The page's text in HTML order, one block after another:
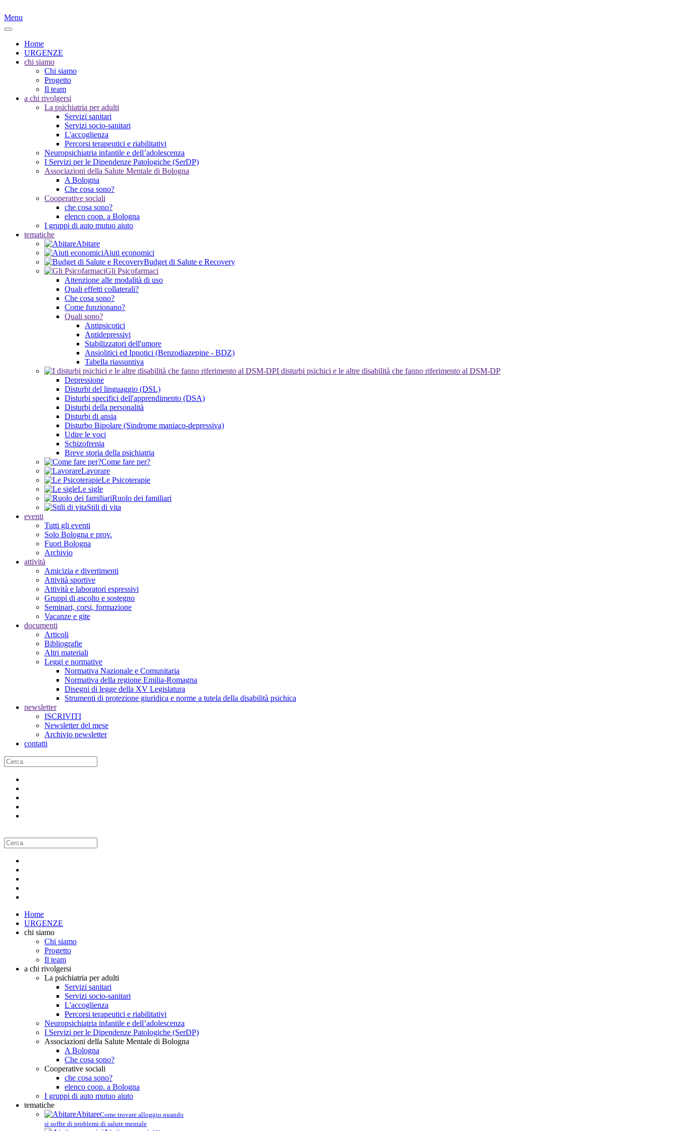
Menu
Home
URGENZE
chi siamo
Chi siamo
Progetto
Il team
a chi rivolgersi
La psichiatria per adulti
Servizi sanitari
Servizi socio-sanitari
L'accoglienza
Percorsi terapeutici e riabilitativi
Neuropsichiatria infantile e dell’adolescenza
I Servizi per le Dipendenze Patologiche (SerDP)
Associazioni della Salute Mentale di Bologna
A Bologna
Che cosa sono?
Cooperative sociali
che cosa sono?
elenco coop. a Bologna
I gruppi di auto mutuo aiuto
tematiche
Abitare
Aiuti economici
Budget di Salute e Recovery
Gli Psicofarmaci
Attenzione alle modalità di uso
Quali effetti collaterali?
Che cosa sono?
Come funzionano?
Quali sono?
Antipsicotici
Antidepressivi
Stabilizzatori dell'umore
Ansiolitici ed Ipnotici (Benzodiazepine - BDZ)
Tabella riassuntiva
I disturbi psichici e le altre disabilità che fanno riferimento al DSM-DP
Depressione
Disturbi del linguaggio (DSL)
Disturbi specifici dell'apprendimento (DSA)
Disturbi della personalità
Disturbi di ansia
Disturbo Bipolare (Sindrome maniaco-depressiva)
Udire le voci
Schizofrenia
Breve storia della psichiatria
Come fare per?
Lavorare
Le Psicoterapie
Le sigle
Ruolo dei familiari
Stili di vita
eventi
Tutti gli eventi
Solo Bologna e prov.
Fuori Bologna
Archivio
attività
Amicizia e divertimenti
Attività sportive
Attività e laboratori espressivi
Gruppi di ascolto e sostegno
Seminari, corsi, formazione
Vacanze e gite
documenti
Articoli
Bibliografie
Altri materiali
Leggi e normative
Normativa Nazionale e Comunitaria
Normativa della regione Emilia-Romagna
Disegni di legge della XV Legislatura
Strumenti di protezione giuridica e norme a tutela della disabilità psichica
newsletter
ISCRIVITI
Newsletter del mese
Archivio newsletter
contatti
Home
URGENZE
chi siamo
Chi siamo
Progetto
Il team
a chi rivolgersi
La psichiatria per adulti
Servizi sanitari
Servizi socio-sanitari
L'accoglienza
Percorsi terapeutici e riabilitativi
Neuropsichiatria infantile e dell’adolescenza
I Servizi per le Dipendenze Patologiche (SerDP)
Associazioni della Salute Mentale di Bologna
A Bologna
Che cosa sono?
Cooperative sociali
che cosa sono?
elenco coop. a Bologna
I gruppi di auto mutuo aiuto
tematiche
AbitareCome trovare alloggio quando
si soffre di problemi di salute mentale